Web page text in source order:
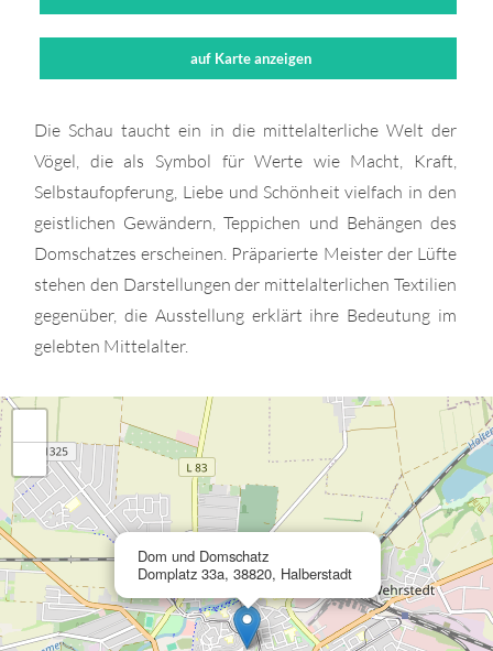
auf Karte anzeigen
Die Schau taucht ein in die mittelalterliche Welt der
Vögel, die als Symbol für Werte wie Macht, Kraft,
Selbstaufopferung, Liebe und Schönheit vielfach in den
geistlichen Gewändern, Teppichen und Behängen des
Domschatzes erscheinen. Präparierte Meister der Lüfte
stehen den Darstellungen der mittelalterlichen Textilien
gegenüber, die Ausstellung erklärt ihre Bedeutung im
gelebten Mittelalter.
Dom und Domschatz
Domplatz 33a, 38820, Halberstadt